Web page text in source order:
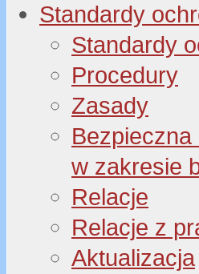
Standardy
Standardy
Procedury
Zasady
Bezpieczna
w zakresie
Relacje
Relacje z
Aktualizacja